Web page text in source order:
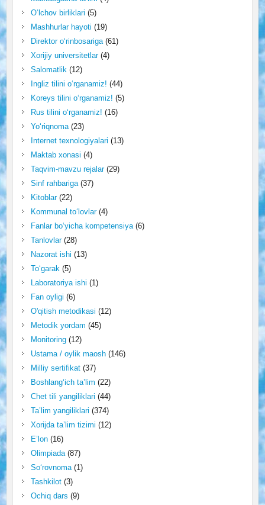
O‘lchov birliklari (5)
Mashhurlar hayoti (19)
Direktor o‘rinbosariga(61)
Xorijiy universitetlar(4)
Salomatlik(12)
Ingliz tilini o‘rganamiz! (44)
Koreys tilini o‘rganamiz! (5)
Rus tilini o‘rganamiz! (16)
Yo‘riqnoma(23)
Internet texnologiyalari (13)
Maktab xonasi (4)
Taqvim-mavzu rejalar(29)
Sinf rahbariga(37)
Kitoblar(22)
Kommunal to‘lovlar(4)
Fanlar bo‘yicha kompetensiya(6)
Tanlovlar(28)
Nazorat ishi (13)
To‘garak(5)
Laboratoriya ishi (1)
Fan oyligi (6)
O'qitish metodikasi (12)
Metodik yordam (45)
Monitoring(12)
Ustama / oylik maosh(146)
Milliy sertifikat(37)
Boshlang‘ich ta’lim (22)
Chet tili yangiliklari (44)
Ta’lim yangiliklari (374)
Xorijda ta’lim tizimi (12)
E’lon(16)
Olimpiada(87)
So‘rovnoma(1)
Tashkilot(3)
Ochiq dars (9)